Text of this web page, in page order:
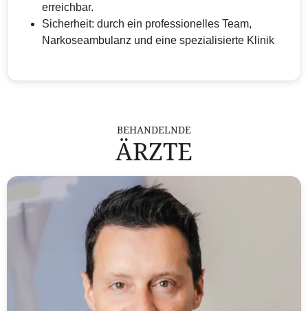
BEHANDELNDE
ÄRZTE
erreichbar.
Sicherheit: durch ein professionelles Team,
Narkoseambulanz und eine spezialisierte Klinik